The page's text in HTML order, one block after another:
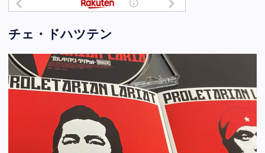
チェ・ドハツテン